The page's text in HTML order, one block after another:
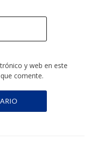
y web en este
comente.